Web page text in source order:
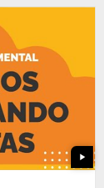
play_arrow